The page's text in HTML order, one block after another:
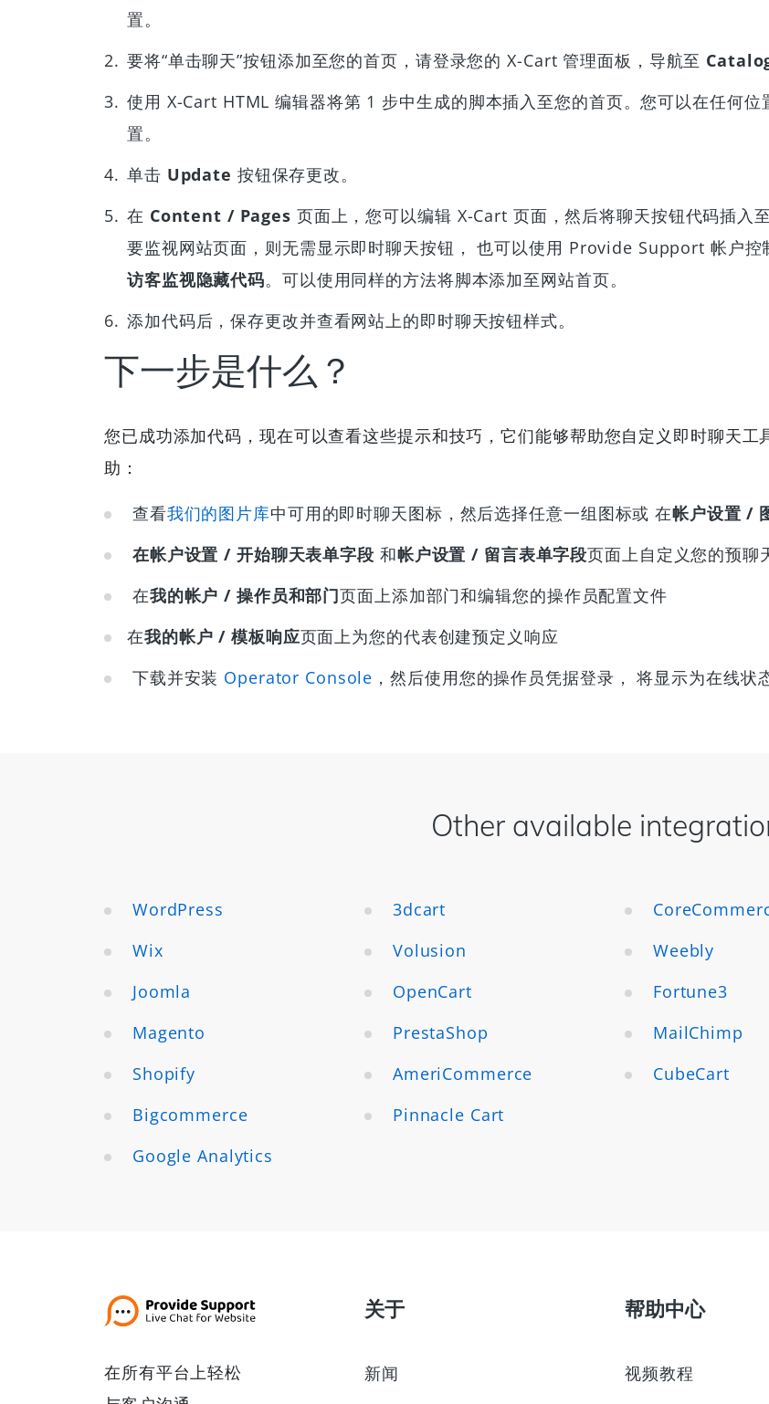
置。
要将“单击聊天”按钮添加至您的首页，请登录您的 X-Cart 管理面板，导航至
使用 X-Cart HTML 编辑器将第 1 步中生成的脚本插入至您的首页。您可以在任何
置。
单击 Update 按钮保存更改。
在 Content / Pages 页面上，您可以编辑 X-Cart 页面，然后将聊天按钮代码插入
要监视网站页面，则无需显示即时聊天按钮， 也可以使用 Provide Support 帐户控
访客监视隐藏代码。可以使用同样的方法将脚本添加至网站首页。
添加代码后，保存更改并查看网站上的即时聊天按钮样式。
下一步是什么？
您已成功添加代码，现在可以查看这些提示和技巧，它们能够帮助您自定义即时聊天
助：
查看我们的图片库中可用的即时聊天图标，然后选择任意一组图标或 在帐户设置 /
在帐户设置 / 开始聊天表单字段 和帐户设置 / 留言表单字段页面上自定义您的预聊
在我的帐户 / 操作员和部门页面上添加部门和编辑您的操作员配置文件
在我的帐户 / 模板响应页面上为您的代表创建预定义响应
下载并安装 Operator Console ，然后使用您的操作员凭据登录， 将显示为在线状
Other available
WordPress
Wix
Joomla
Magento
Shopify
Bigcommerce
Google Analytics
3dcart
Volusion
OpenCart
PrestaShop
AmeriCommerce
Pinnacle Cart
Weebly
Fortune3
MailChimp
CubeCart
在所有平台上轻松
关于
新闻
帮助中心
视频教程